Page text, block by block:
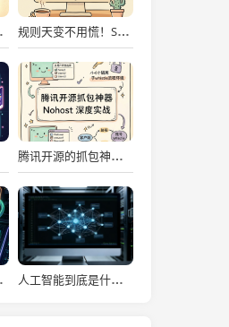
自动优化 规则天变不用慌！Spring Boot + Groovy 动态脚本实战：秒级上线、Metaspace防爆舱与安全沙箱治理
腾讯开源的抓包神器，让前端彻底告别频繁切环境的噩梦！
推送！ 人工智能到底是什么(“人工智能”该叫啥？)